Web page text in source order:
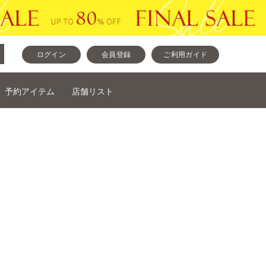
ログイン 会員登録 ご利用ガイド
予約アイテム 店舗リスト